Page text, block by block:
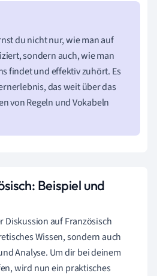
du nicht nur, wie man auf
sondern auch, wie man
findet und effektiv zuhört. Es
das weit über das
von Regeln und Vokabeln
Beispiel und
Diskussion auf Französisch
Wissen, sondern auch
Analyse. Um dir bei deinem
wird nun ein praktisches